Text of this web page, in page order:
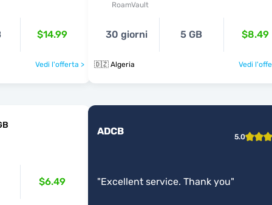
$14.99
Vedi l'offerta >
RoamVault
30 giorni 5 GB $8.49
🇩🇿 Algeria Vedi
$6.49
ADCB 5.0
"Excellent service. Thank you"